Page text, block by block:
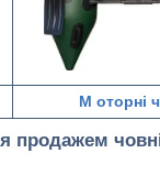
М оторні
продажем